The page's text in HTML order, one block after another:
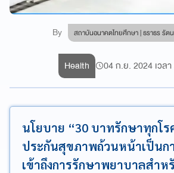
By สถาบันอนาคตไทยศึกษา | ธราธร รั
Health 04 ก.ย. 2024 เวล
นโยบาย “30 บาทรักษาทุกโ
ประกันสุขภาพถ้วนหน้าเป็นก
เข้าถึงการรักษาพยาบาลสำ